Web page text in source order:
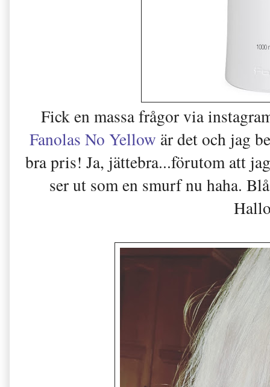
Fick en massa frågor via
Fanolas No Yellow är det och jag
bra pris! Ja, jättebra...förutom att
ser ut som en smurf nu haha.